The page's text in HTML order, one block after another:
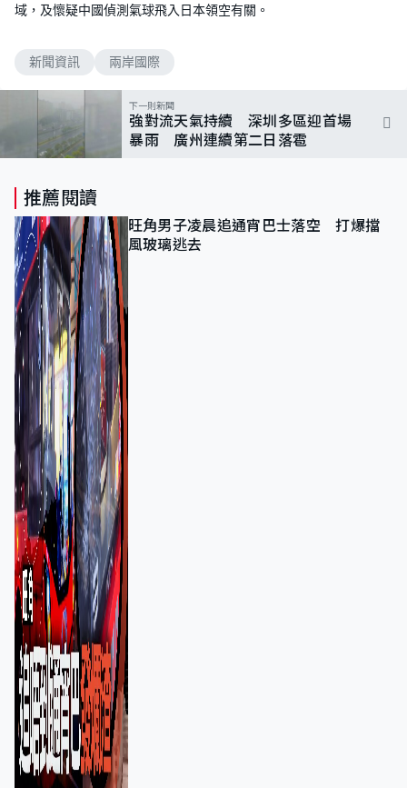
域，及懷疑中國偵測氣球飛入日本領空有關。
新聞資訊 兩岸國際
下一則新聞
強對流天氣持續 深圳多區迎首場
暴雨 廣州連續第二日落雹
推薦閱讀
旺角男子凌晨追通宵巴士落空 打爆擋
風玻璃逃去